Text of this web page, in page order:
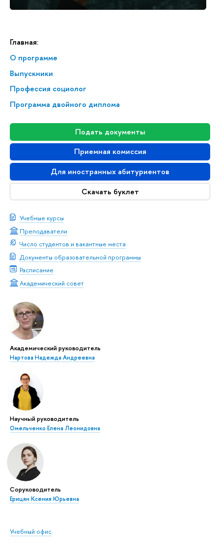
Главная:
О программе
Выпускники
Профессия социолог
Программа двойного диплома
Подать документы
Приемная комиссия
Для иностранных абитуриентов
Скачать буклет
Учебные курсы
Преподаватели
Число студентов и вакантные места
Документы образовательной программы
Расписание
Академический совет
Академический руководитель
Нартова Надежда Андреевна
Научный руководитель
Омельченко Елена Леонидовна
Соруководитель
Ерицян Ксения Юрьевна
Учебный офис